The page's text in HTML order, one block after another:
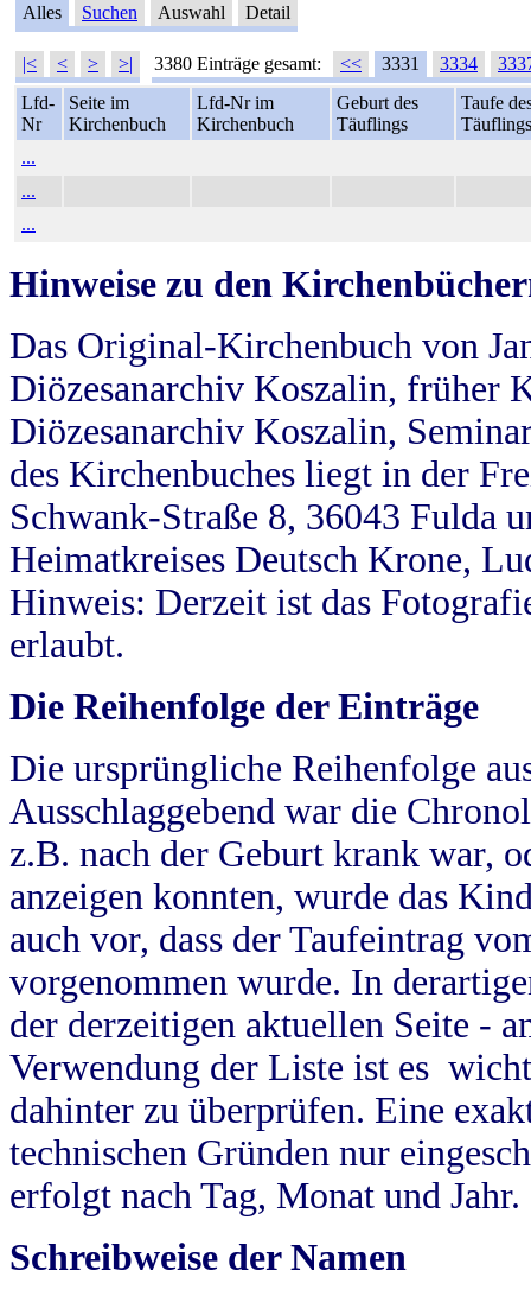
Alles Suchen Auswahl Detail
|< < > >| 3380 Einträge gesamt: << 3331 3334
Lfd-
Nr
Seite im
Kirchenbuch
Lfd-Nr im
Kirchenbuch
Geburt des
Täuflings
Taufe
Täuflings
...
...
...
Hinweise zu den
Das Original-Kirchenbuch von
Diözesanarchiv Koszalin, früher
Diözesanarchiv Koszalin,
des Kirchenbuches liegt in der
Schwank-Straße 8, 36043 Fulda
Heimatkreises Deutsch Krone,
Hinweis: Derzeit ist das
erlaubt.
Die Reihenfolge der Einträge
Die ursprüngliche Reihenfolge
Ausschlaggebend war die
z.B. nach der Geburt krank war,
anzeigen konnten, wurde das
auch vor, dass der Taufeintrag
vorgenommen wurde. In
der derzeitigen aktuellen Seite -
Verwendung der Liste ist es
dahinter zu überprüfen. Eine
technischen Gründen nur
erfolgt nach Tag, Monat und Jahr.
Schreibweise der Namen